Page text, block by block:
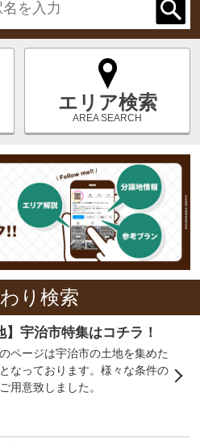
エリア検索
AREA SEARCH
り検索
】宇治市特集はコチラ！
ページは宇治市の土地を集めた
なっております。様々な条件の
用意致しました。